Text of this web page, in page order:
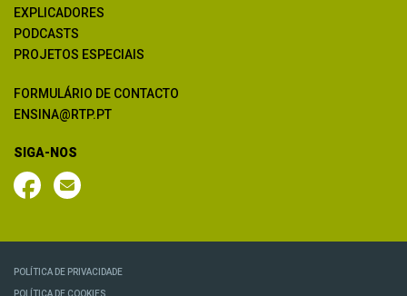
EXPLICADORES
PODCASTS
PROJETOS ESPECIAIS
FORMULÁRIO DE CONTACTO
ENSINA@RTP.PT
SIGA-NOS
POLÍTICA DE PRIVACIDADE
POLÍTICA DE COOKIES